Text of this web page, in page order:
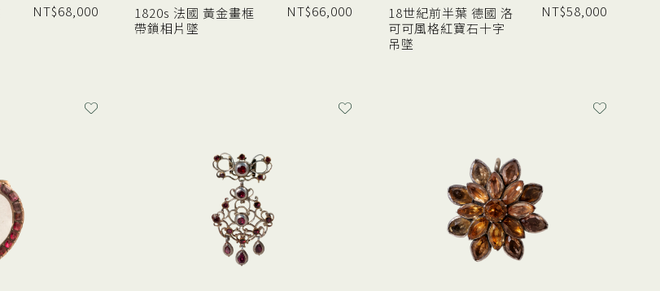
NT$68,000
1820s 法國 黃金畫框
帶鎖相片墜
NT$66,000
18世紀前半葉 德國 洛
可可風格紅寶石十字
吊墜
NT$58,000